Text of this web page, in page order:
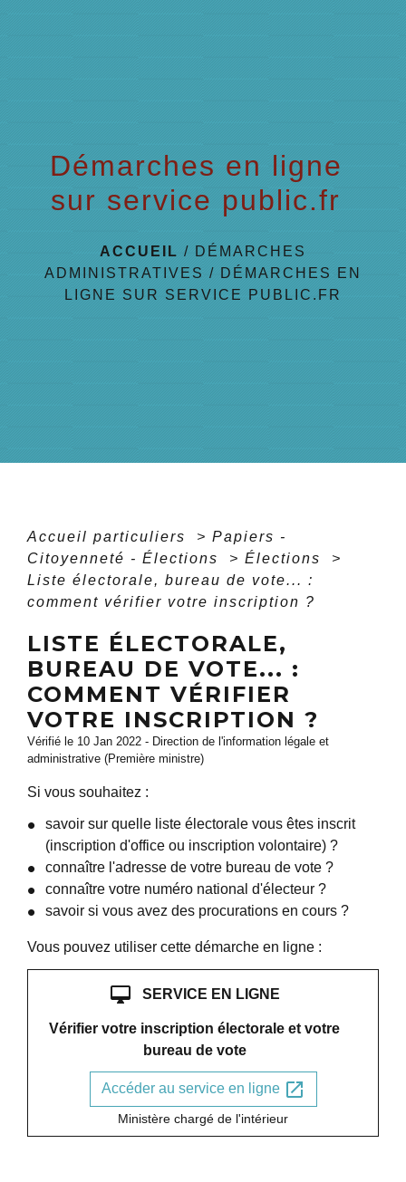
Démarches en ligne
sur service public.fr
ACCUEIL / DÉMARCHES
ADMINISTRATIVES / DÉMARCHES EN
LIGNE SUR SERVICE PUBLIC.FR
Accueil particuliers > Papiers -
Citoyenneté - Élections
> Élections
>
Liste électorale, bureau de vote... :
comment vérifier votre inscription ?
LISTE ÉLECTORALE,
BUREAU DE VOTE... :
COMMENT VÉRIFIER
VOTRE INSCRIPTION ?
Vérifié le 10 Jan 2022 - Direction de l'information légale et
administrative (Première ministre)
Si vous souhaitez :
savoir sur quelle liste électorale vous êtes inscrit
(inscription d'office ou inscription volontaire) ?
connaître l'adresse de votre bureau de vote ?
connaître votre numéro national d'électeur ?
savoir si vous avez des procurations en cours ?
Vous pouvez utiliser cette démarche en ligne :
desktop_mac SERVICE EN LIGNE
Vérifier votre inscription électorale et votre
bureau de vote
Accéder au service en ligne open_in_new
Ministère chargé de l'intérieur